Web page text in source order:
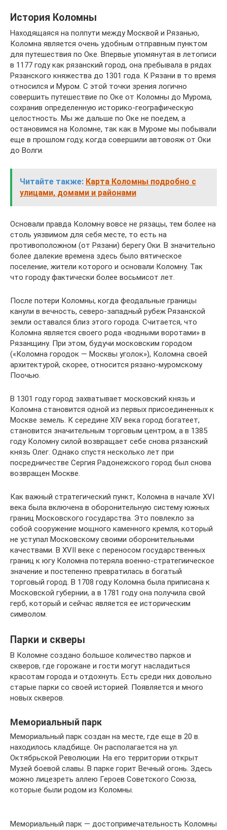
История Коломны
Находящаяся на полпути между Москвой и Рязанью,
Коломна является очень удобным отправным пунктом
для путешествия по Оке. Впервые упомянутая в летописи
в 1177 году как рязанский город, она пребывала в рядах
Рязанского княжества до 1301 года. К Рязани в то время
относился и Муром. С этой точки зрения логично
совершить путешествие по Оке от Коломны до Мурома,
сохранив определенную историко-географическую
целостность. Мы же дальше по Оке не поедем, а
остановимся на Коломне, так как в Муроме мы побывали
еще в прошлом году, когда совершили автовояж от Оки
до Волги.
Читайте также: Карта Коломны подробно с
улицами, домами и районами
Основали правда Коломну вовсе не рязацы, тем более на
столь уязвимом для себя месте, то есть на
противоположном (от Рязани) берегу Оки. В значительно
более далекие времена здесь было вятическое
поселение, жители которого и основали Коломну. Так
что городу фактически более восьмисот лет.
После потери Коломны, когда феодальные границы
канули в вечность, северо-западный рубеж Рязанской
земли оставался близ этого города. Считается, что
Коломна является своего рода «водными воротами» в
Рязанщину. При этом, будучи московским городом
(«Коломна городок — Москвы уголок»), Коломна своей
архитектурой, скорее, относится рязано-муромскому
Поочью.
В 1301 году город захватывает московский князь и
Коломна становится одной из первых присоединенных к
Москве земель. К середине XIV века город богатеет,
становится значительным торговым центром, а в 1385
году Коломну силой возвращает себе снова рязанский
князь Олег. Однако спустя несколько лет при
посредничестве Сергия Радонежского город был снова
возвращен Москве.
Как важный стратегический пункт, Коломна в начале XVI
века была включена в оборонительную систему южных
границ Московского государства. Это повлекло за
собой сооружение мощного каменного кремля, который
не уступал Московскому своими оборонительными
качествами. В XVII веке с переносом государственных
границ к югу Коломна потеряла военно-стратегиическое
значение и постепенно превратилась в богатый
торговый город. В 1708 году Коломна была приписана к
Московской губернии, а в 1781 году она получила свой
герб, который и сейчас является ее историческим
символом.
Парки и скверы
В Коломне создано большое количество парков и
скверов, где горожане и гости могут насладиться
красотам города и отдохнуть. Есть среди них довольно
старые парки со своей историей. Появляется и много
новых скверов.
Мемориальный парк
Мемориальный парк создан на месте, где еще в 20 в.
находилось кладбище. Он располагается на ул.
Октябрьской Революции. На его территории открыт
Музей боевой славы. В парке горит Вечный огонь. Здесь
можно лицезреть аллею Героев Советского Союза,
которые были родом из Коломны.
Мемориальный парк — достопримечательность Коломны